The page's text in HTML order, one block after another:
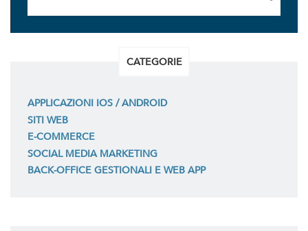
CATEGORIE
APPLICAZIONI IOS / ANDROID
SITI WEB
E-COMMERCE
SOCIAL MEDIA MARKETING
BACK-OFFICE GESTIONALI E WEB APP